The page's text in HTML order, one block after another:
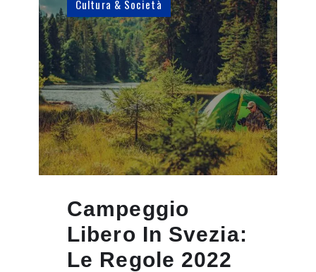
Cultura & Società
Campeggio
Libero In Svezia:
Le Regole 2022